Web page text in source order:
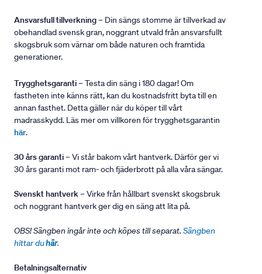
Ansvarsfull tillverkning– Din sängs stomme är tillverkad av
obehandlad svensk gran, noggrant utvald från ansvarsfullt
skogsbruk som värnar om både naturen och framtida
generationer.
Trygghetsgaranti– Testa din säng i 180 dagar! Om
fastheten inte känns rätt, kan du kostnadsfritt byta till en
annan fasthet. Detta gäller när du köper till vårt
madrasskydd. Läs mer om villkoren för trygghetsgarantin
här.
30 års garanti– Vi står bakom vårt hantverk. Därför ger vi
30 års garanti mot ram- och fjäderbrott på alla våra sängar.
Svenskt hantverk– Virke från hållbart svenskt skogsbruk
och noggrant hantverk ger dig en säng att lita på.
OBS! Sängben ingår inte och köpes till separat. Sängben
hittar duhär.
Betalningsalternativ